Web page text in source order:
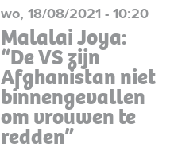
wo, 18/08/2021 - 10:20
Malalai Joya:
“De VS zijn
Afghanistan niet
binnengevallen
om vrouwen te
redden”